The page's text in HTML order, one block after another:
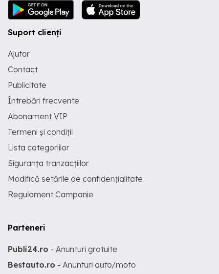
Suport clienți
Ajutor
Contact
Publicitate
Întrebări frecvente
Abonament VIP
Termeni și condiții
Lista categoriilor
Siguranța tranzacțiilor
Modifică setările de confidențialitate
Regulament Campanie
Parteneri
Publi24.ro - Anunturi gratuite
Bestauto.ro - Anunturi auto/moto